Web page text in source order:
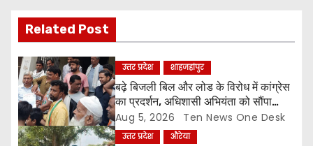
i
g
a
t
i
Related Post
उत्तर प्रदेश शाहजहांपुर
बढ़े बिजली बिल और लोड के विरोध में कांग्रेस
का प्रदर्शन, अधिशासी अभियंता को सौंपा
ज्ञापन
Aug 5, 2026 Ten News One Desk
उत्तर प्रदेश औरेया